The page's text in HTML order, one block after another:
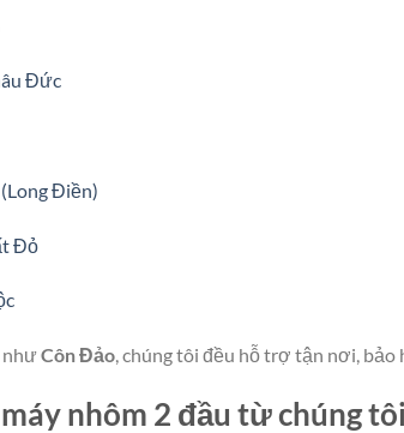
Đức
Điền)
Đỏ
nhưCôn Đảo, chúng tôi đều hỗ trợ tận nơi, bảo
nhôm 2 đầu từ chúng